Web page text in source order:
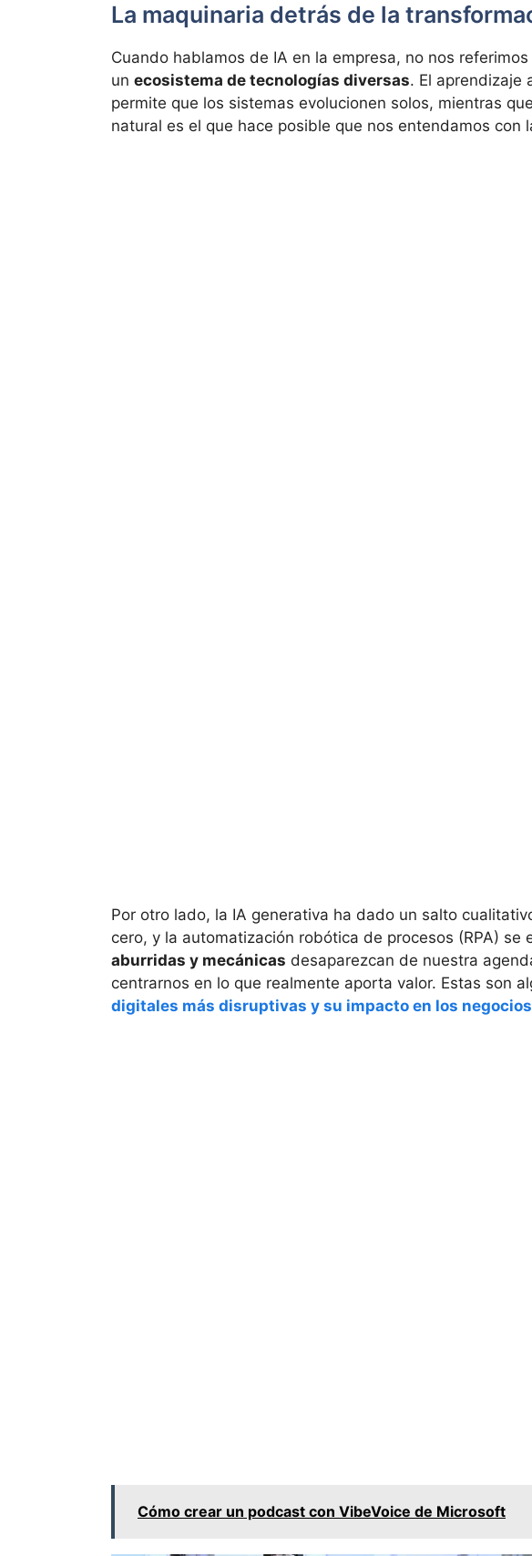
La maquinaria detrás de la
Cuando hablamos de IA en la empresa, no nos
un ecosistema de tecnologías diversas. El aprendizaje
permite que los sistemas evolucionen solos, mientras
natural es el que hace posible que nos entendamos con
Por otro lado, la IA generativa ha dado un salto
cero, y la automatización robótica de procesos (RPA) se
aburridas y mecánicas desaparezcan de nuestra
centrarnos en lo que realmente aporta valor. Estas son
digitales más disruptivas y su impacto en los negocios
Cómo crear un podcast con VibeVoice de Microsoft